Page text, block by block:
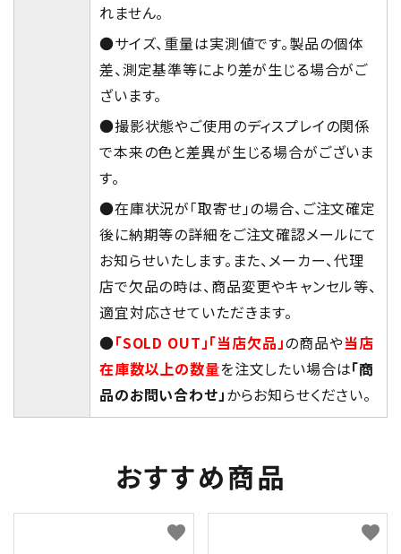
れません。
●サイズ、重量は実測値です。製品の個体
差、測定基準等により差が生じる場合がご
ざいます。
●撮影状態やご使用のディスプレイの関係
で本来の色と差異が生じる場合がございま
す。
●在庫状況が「取寄せ」の場合、ご注文確定
後に納期等の詳細をご注文確認メールにて
お知らせいたします。また、メーカー、代理
店で欠品の時は、商品変更やキャンセル等、
適宜対応させていただきます。
●「SOLD OUT」「当店欠品」の商品や当店
在庫数以上の数量を注文したい場合は「商
品のお問い合わせ」からお知らせください。
おすすめ商品
favorite favorite